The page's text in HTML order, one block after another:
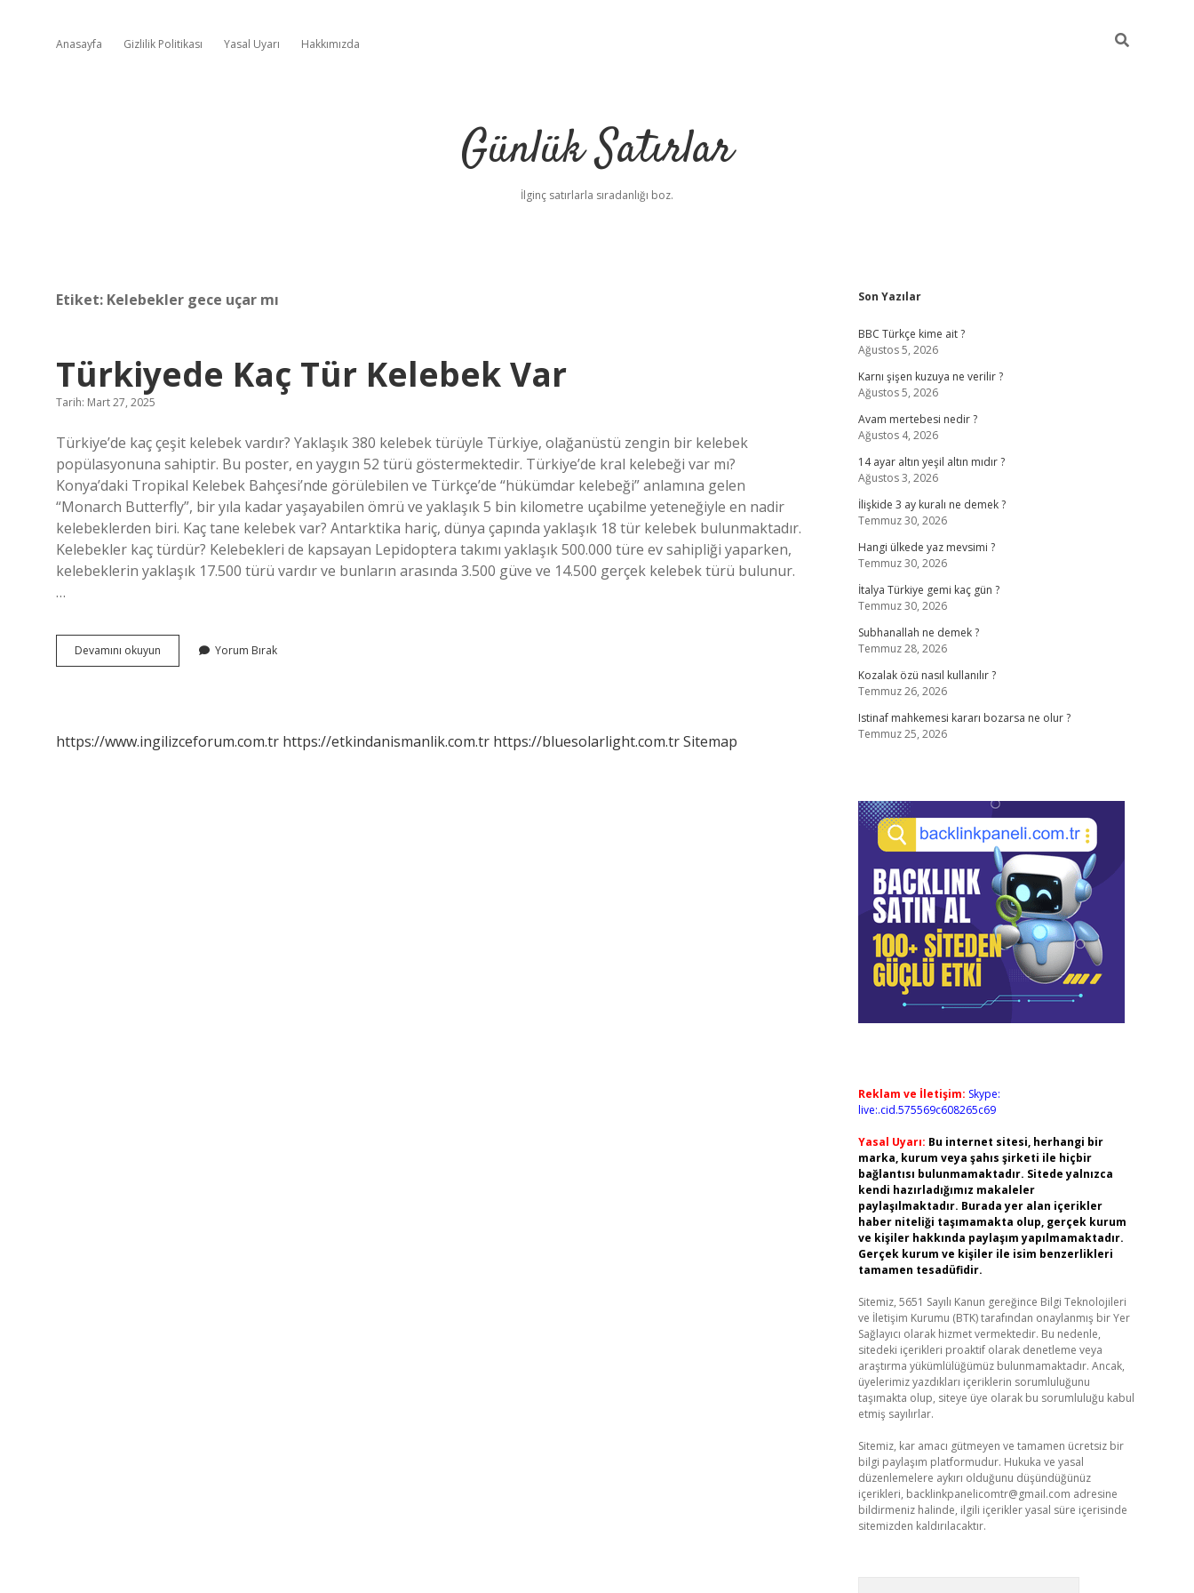
Anasayfa Gizlilik Politikası Yasal Uyarı Hakkımızda
Günlük Satırlar
İlginç satırlarla sıradanlığı boz.
Etiket: Kelebekler gece uçar mı
Türkiyede Kaç Tür Kelebek Var
Tarih: Mart 27, 2025
Türkiye’de kaç çeşit kelebek vardır? Yaklaşık 380 kelebek türüyle Türkiye, olağanüstü zengin bir kelebek
popülasyonuna sahiptir. Bu poster, en yaygın 52 türü göstermektedir. Türkiye’de kral kelebeği var mı?
Konya’daki Tropikal Kelebek Bahçesi’nde görülebilen ve Türkçe’de “hükümdar kelebeği” anlamına gelen
“Monarch Butterfly”, bir yıla kadar yaşayabilen ömrü ve yaklaşık 5 bin kilometre uçabilme yeteneğiyle en nadir
kelebeklerden biri. Kaç tane kelebek var? Antarktika hariç, dünya çapında yaklaşık 18 tür kelebek bulunmaktadır.
Kelebekler kaç türdür? Kelebekleri de kapsayan Lepidoptera takımı yaklaşık 500.000 türe ev sahipliği yaparken,
kelebeklerin yaklaşık 17.500 türü vardır ve bunların arasında 3.500 güve ve 14.500 gerçek kelebek türü bulunur.
…
Devamını okuyun Türkiyede
Kaç
Yorum Bırak
https://www.ingilizceforum.com.tr https://etkindanismanlik.com.tr https://bluesolarlight.com.trSitemap
Sidebar
Son Yazılar
BBC Türkçe kime ait ?
Ağustos 5, 2026
Karnı şişen kuzuya ne verilir ?
Ağustos 5, 2026
Avam mertebesi nedir ?
Ağustos 4, 2026
14 ayar altın yeşil altın mıdır ?
Ağustos 3, 2026
İlişkide 3 ay kuralı ne demek ?
Temmuz 30, 2026
Hangi ülkede yaz mevsimi ?
Temmuz 30, 2026
İtalya Türkiye gemi kaç gün ?
Temmuz 30, 2026
Subhanallah ne demek ?
Temmuz 28, 2026
Kozalak özü nasıl kullanılır ?
Temmuz 26, 2026
Istinaf mahkemesi kararı bozarsa ne olur ?
Temmuz 25, 2026
Reklam ve İletişim: Skype:
live:.cid.575569c608265c69
Yasal Uyarı: Bu internet sitesi, herhangi bir
marka, kurum veya şahıs şirketi ile hiçbir
bağlantısı bulunmamaktadır. Sitede yalnızca
kendi hazırladığımız makaleler
paylaşılmaktadır. Burada yer alan içerikler
haber niteliği taşımamakta olup, gerçek kurum
ve kişiler hakkında paylaşım yapılmamaktadır.
Gerçek kurum ve kişiler ile isim benzerlikleri
tamamen tesadüfidir.
Sitemiz, 5651 Sayılı Kanun gereğince Bilgi Teknolojileri
ve İletişim Kurumu (BTK) tarafından onaylanmış bir Yer
Sağlayıcı olarak hizmet vermektedir. Bu nedenle,
sitedeki içerikleri proaktif olarak denetleme veya
araştırma yükümlülüğümüz bulunmamaktadır. Ancak,
üyelerimiz yazdıkları içeriklerin sorumluluğunu
taşımakta olup, siteye üye olarak bu sorumluluğu kabul
etmiş sayılırlar.
Sitemiz, kar amacı gütmeyen ve tamamen ücretsiz bir
bilgi paylaşım platformudur. Hukuka ve yasal
düzenlemelere aykırı olduğunu düşündüğünüz
içerikleri, backlinkpanelicomtr@gmail.com adresine
bildirmeniz halinde, ilgili içerikler yasal süre içerisinde
sitemizden kaldırılacaktır.